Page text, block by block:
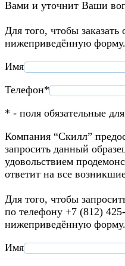
Вами и уточнит Ваши
Для того, чтобы
нижеприведённую форму.
Имя
Телефон*
* - поля обязательные
Компания “Скилл”
запросить данный
удовольствием
ответит на все
Для того, чтобы
по телефону +7 (812)
нижеприведённую форму.
Имя